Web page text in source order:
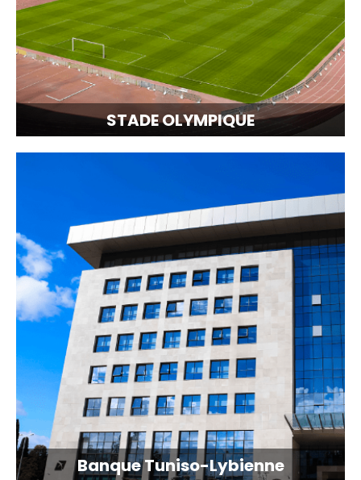
STADE OLYMPIQUE
Banque Tuniso-Lybienne